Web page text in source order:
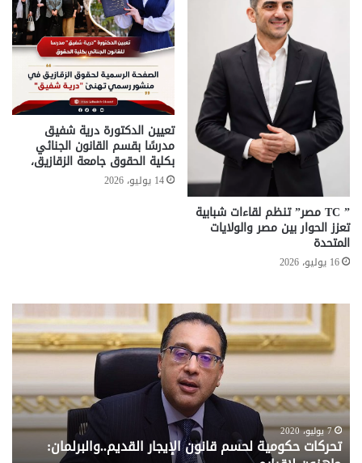
” TC مصر” تنظم لقاءات شبابية
تعزز الحوار بين مصر والولايات
المتحدة
16 يوليو، 2026
تعيين الدكتورة درية شفيق
مدرسًا بقسم القانون الجنائي
بكلية الحقوق جامعة الزقازيق،
14 يوليو، 2026
تحركات
حكومية
لحسم
قانون
القديم..والبرلمان:
جاهزون
لإقراره
7 يوليو، 2020
تحركات حكومية لحسم قانون الإيجار القديم..والبرلمان:
..
من